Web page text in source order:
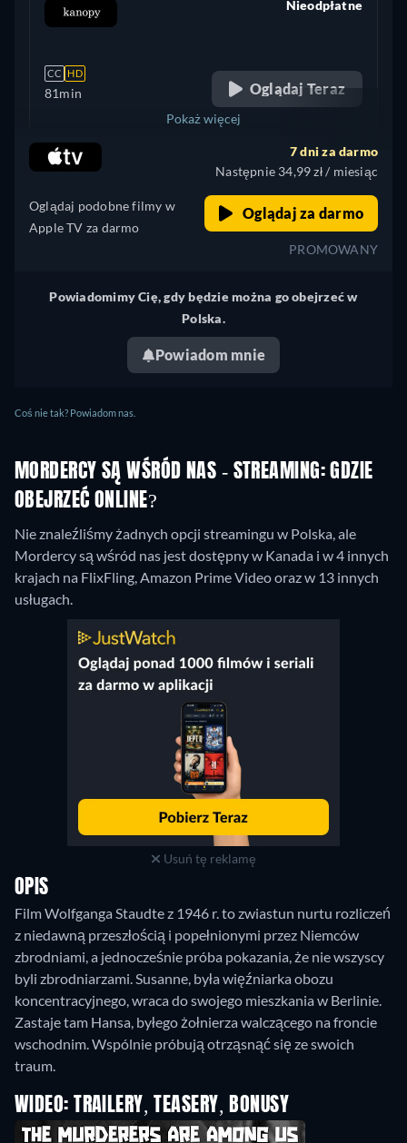
CC HD
81min
Nieodpłatne
Oglądaj Teraz
Niemcy + 9
Pokaż więcej
Oglądaj podobne filmy w
Apple TV za darmo
7 dni za darmo
Następnie 34,99 zł / miesiąc
Oglądaj za darmo
PROMOWANY
Powiadomimy Cię, gdy będzie można go obejrzeć w
Polska.
Powiadom mnie
Coś nie tak? Powiadom nas.
MORDERCY SĄ WŚRÓD NAS - STREAMING: GDZIE
OBEJRZEĆ ONLINE?
Nie znaleźliśmy żadnych opcji streamingu w Polska, ale
Mordercy są wśród nas jest dostępny w Kanada i w 4 innych
krajach na FlixFling, Amazon Prime Video oraz w 13 innych
usługach.
Usuń tę reklamę
OPIS
Film Wolfganga Staudte z 1946 r. to zwiastun nurtu rozliczeń
z niedawną przeszłością i popełnionymi przez Niemców
zbrodniami, a jednocześnie próba pokazania, że nie wszyscy
byli zbrodniarzami. Susanne, była więźniarka obozu
koncentracyjnego, wraca do swojego mieszkania w Berlinie.
Zastaje tam Hansa, byłego żołnierza walczącego na froncie
wschodnim. Wspólnie próbują otrząsnąć się ze swoich
traum.
WIDEO: TRAILERY, TEASERY, BONUSY